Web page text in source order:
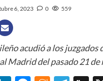
6, 2023 0 559
acudió a los
Madrid del pasado 21 de